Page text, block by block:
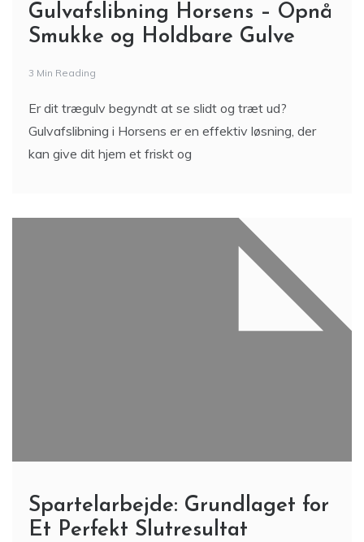
Gulvafslibning Horsens – Opnå
Smukke og Holdbare Gulve
3 Min Reading
Er dit trægulv begyndt at se slidt og træt ud?
Gulvafslibning i Horsens er en effektiv løsning, der
kan give dit hjem et friskt og
Spartelarbejde: Grundlaget for
Et Perfekt Slutresultat